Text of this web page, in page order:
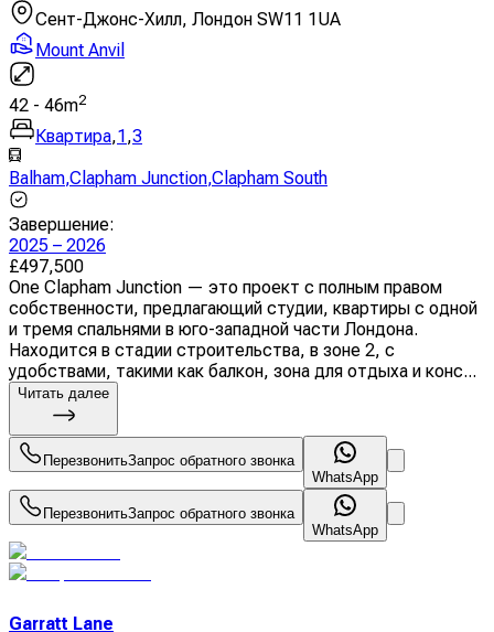
Сент-Джонс-Хилл, Лондон SW11 1UA
Mount Anvil
42 - 46m2
Квартира,1 ,3
Balham,Clapham Junction,Clapham South
Завершение:
2025 – 2026
£497,500
One Clapham Junction — это проект с полным правом
собственности, предлагающий студии, квартиры с одной
и тремя спальнями в юго-западной части Лондона.
Находится в стадии строительства, в зоне 2, с
удобствами, такими как балкон, зона для отдыха и конс...
Читать далее
ПерезвонитьЗапрос обратного звонка
WhatsApp
ПерезвонитьЗапрос обратного звонка
WhatsApp
Garratt Lane